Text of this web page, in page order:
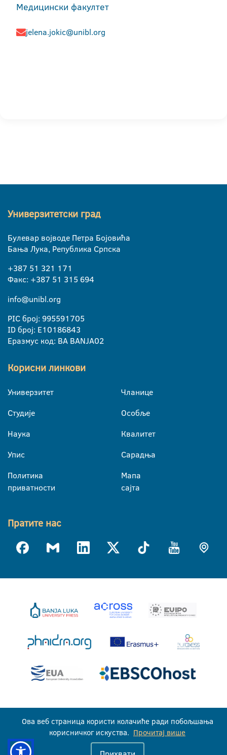
Медицински факултет
jelena.jokic@unibl.org
Универзитетски град
Булевар војводе Петра Бојовића
Бања Лука, Република Српска
+387 51 321 171
Факс: +387 51 315 694
info@unibl.org
PIC број: 995591705
ID број: E10186843
Еразмус код: BA BANJA02
Корисни линкови
Универзитет
Студије
Наука
Упис
Политика
приватности
Чланице
Особље
Квалитет
Сарадња
Мапа
сајта
Пратите нас
Универзитет у Бањој Луци © 2026
Сва права задржана
Ова веб страница користи колачиће ради побољшања
корисничког искуства. Прочитај више